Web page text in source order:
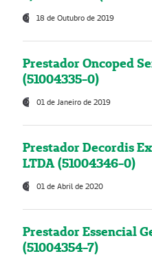
18 de Outubro de 2019
Prestador Oncoped
(51004335-0)
01 de Janeiro de 2019
Prestador Decordis
LTDA (51004346-0)
01 de Abril de 2020
Prestador Essencial
(51004354-7)